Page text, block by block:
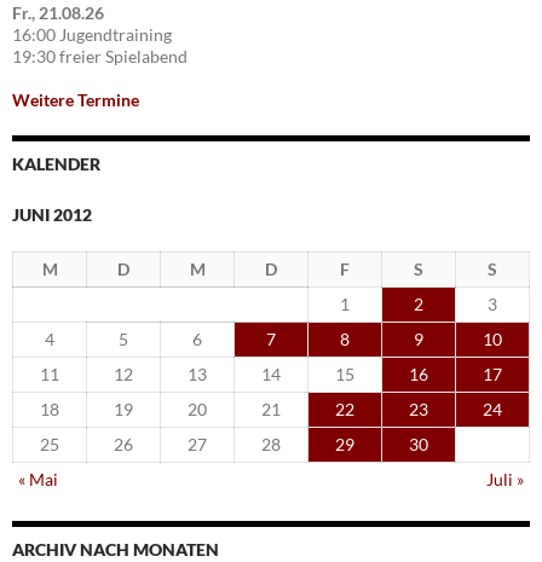
Fr., 21.08.26
16:00 Jugendtraining
19:30 freier Spielabend
Weitere Termine
KALENDER
JUNI 2012
M D M D F S
S
1
2
3
4
5 6 7 8 9
10
11
12 13 14 15 16
17
18
19 20 21 22 23
24
25
26 27 28 29
30
« Mai
Juli »
ARCHIV NACH MONATEN